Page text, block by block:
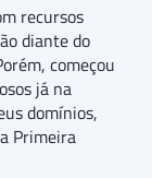
recursos
diante do
começou
já na
domínios,
Primeira